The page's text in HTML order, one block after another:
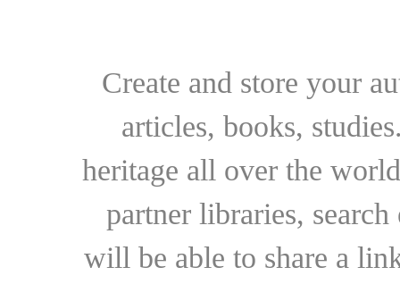
Create and store your
articles, books,
heritage all over the
partner libraries,
will be able to share a